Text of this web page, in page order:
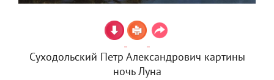
Суходольский Петр Александрович картины
ночь Луна